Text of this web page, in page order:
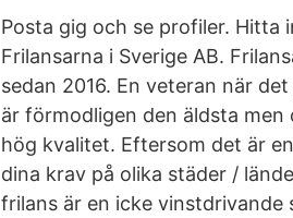
Posta gig och se profiler. Hitta
Frilansarna i Sverige AB.
sedan 2016. En veteran när
är förmodligen den äldsta
hög kvalitet. Eftersom det är
dina krav på olika städer /
frilans är en icke